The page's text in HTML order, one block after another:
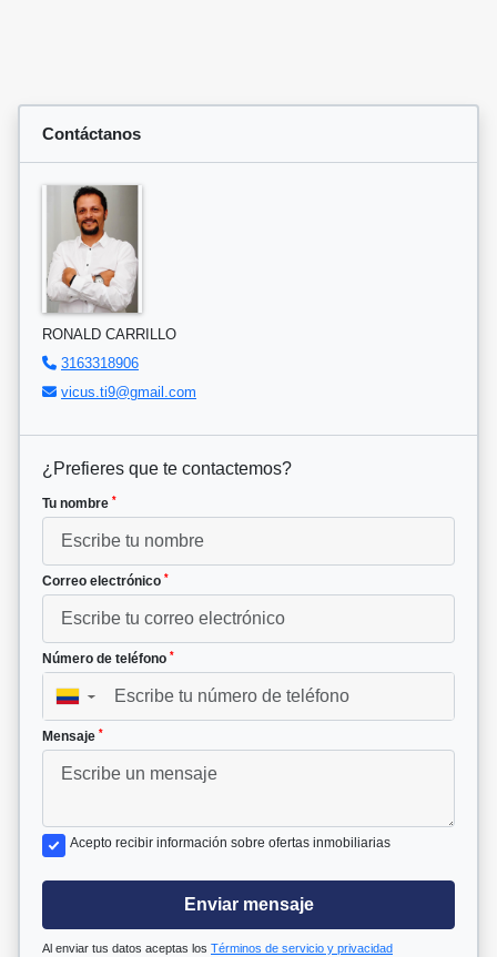
Contáctanos
RONALD CARRILLO
3163318906
vicus.ti9@gmail.com
¿Prefieres que te contactemos?
Tu nombre *
Correo electrónico *
Número de teléfono *
▼
Mensaje *
Acepto recibir información sobre ofertas inmobiliarias
Enviar mensaje
Al enviar tus datos aceptas los Términos de servicio y privacidad